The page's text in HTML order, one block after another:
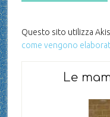
Questo sito utilizza
come vengono
Le